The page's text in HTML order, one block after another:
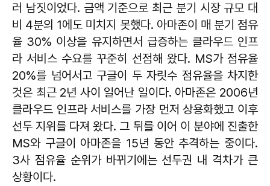
러 남짓이었다. 금액 기준으로 최근 분기 시장 규모 대
비 4분의 1에도 미치지 못했다. 아마존이 매 분기 점유
율 30% 이상을 유지하면서 급증하는 클라우드 인프
라 서비스 수요를 꾸준히 선점해 왔다. MS가 점유율
20%를 넘어서고 구글이 두 자릿수 점유율을 차지한
것은 최근 2년 사이 일어난 일이다. 아마존은 2006년
클라우드 인프라 서비스를 가장 먼저 상용화했고 이후
선두 지위를 다져 왔다. 그 뒤를 이어 이 분야에 진출한
MS와 구글이 아마존을 15년 동안 추격하는 중이다.
3사 점유율 순위가 바뀌기에는 선두권 내 격차가 큰
상황이다.